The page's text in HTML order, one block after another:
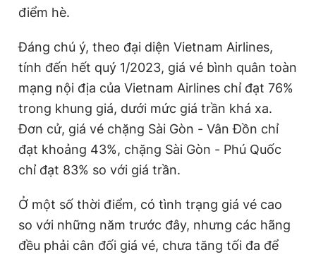
điểm hè.
Đáng chú ý, theo đại diện Vietnam Airlines,
tính đến hết quý 1/2023, giá vé bình quân toàn
mạng nội địa của Vietnam Airlines chỉ đạt 76%
trong khung giá, dưới mức giá trần khá xa.
Đơn cử, giá vé chặng Sài Gòn - Vân Đồn chỉ
đạt khoảng 43%, chặng Sài Gòn - Phú Quốc
chỉ đạt 83% so với giá trần.
Ở một số thời điểm, có tình trạng giá vé cao
so với những năm trước đây, nhưng các hãng
đều phải cân đối giá vé, chưa tăng tối đa để